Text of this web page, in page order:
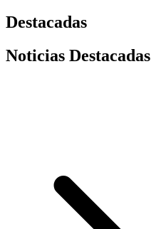
Destacadas
Noticias Destacadas